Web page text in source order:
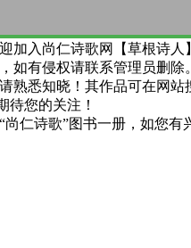
入尚仁诗歌网【草根诗人
有侵权请联系管理员删除
熟悉知晓！其作品可在网站
待您的关注！
仁诗歌”图书一册，如您